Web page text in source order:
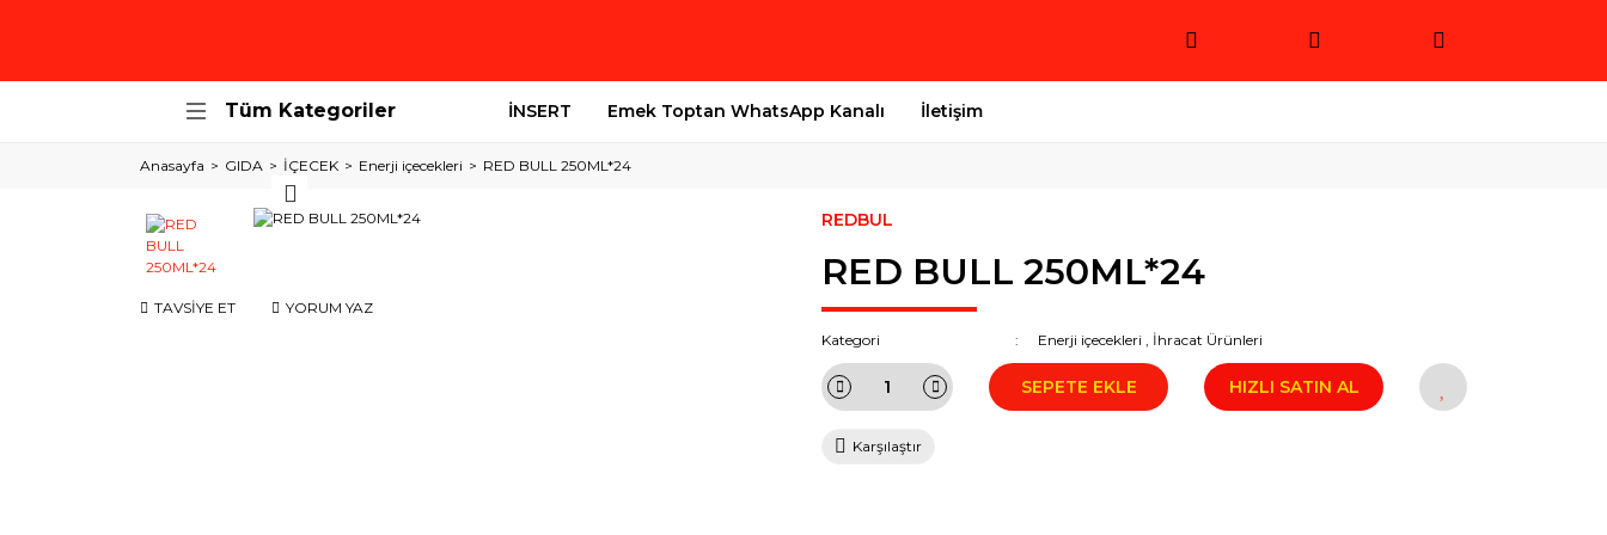
Tüm Kategoriler İNSERT Emek Toptan WhatsApp Kanalı İletişim
Anasayfa GIDA İÇECEK Enerji içecekleri RED BULL 250ML*24
TAVSİYE ET YORUM YAZ
REDBUL
RED BULL 250ML*24
Kategori Enerji içecekleri , İhracat Ürünleri
SEPETE EKLE HIZLI SATIN AL
Karşılaştır